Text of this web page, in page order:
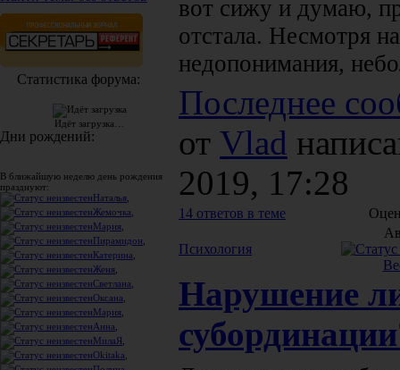
Статистика форума:
Идёт загрузка…
Дни рождений:
В ближайшую неделю день рождения
празднуют:
Наталья
Жемочка
Мария
Пирамидон
Катерина
Женя
Светлана
Оксана
Мария
Анна
МилаЯ
Okitaka
вот сижу и думаю,
отстала. Несмотря
недопонимания,
Последнее
от Vlad
2019, 17:28
14 ответов в теме
Психология
Нарушение